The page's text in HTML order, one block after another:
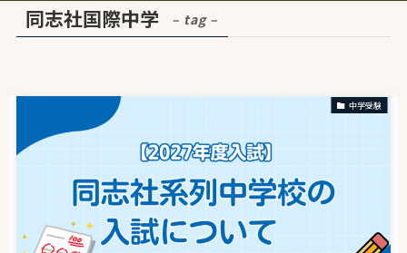
同志社国際中学 – tag –
中学受験